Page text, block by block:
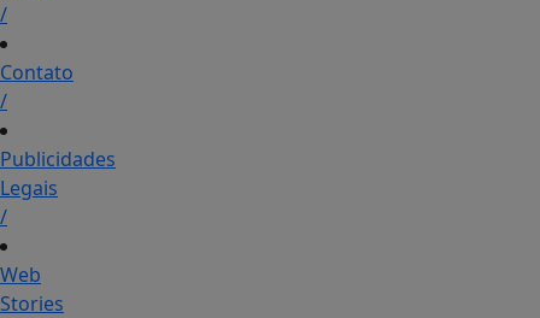
/
Contato
/
Publicidades
Legais
/
Web
Stories